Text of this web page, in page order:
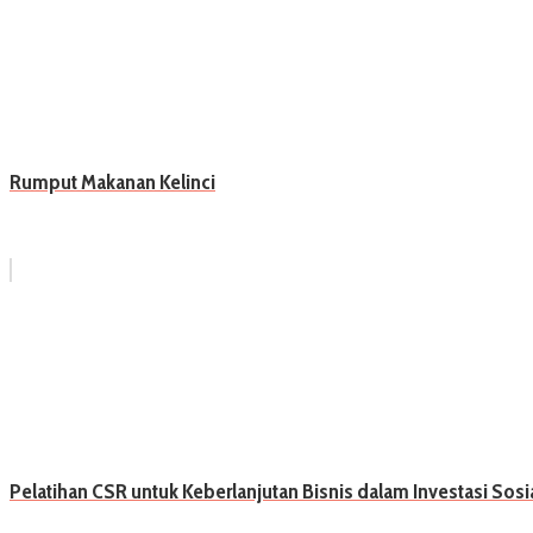
Rumput Makanan Kelinci
Pelatihan CSR untuk Keberlanjutan Bisnis dalam Investasi